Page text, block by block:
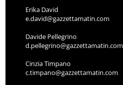
Erika David
e.david@gazzettamatin.com
Davide Pellegrino
d.pellegrino@gazzettamatin.com
Cinzia Timpano
c.timpano@gazzettamatin.com